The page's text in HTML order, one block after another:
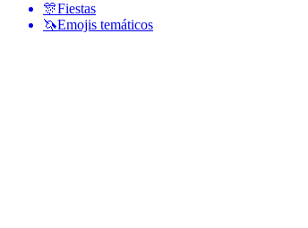
🎊Fiestas
🦄Emojis temáticos